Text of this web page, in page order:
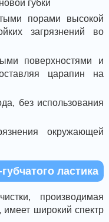
губки
порами высокой
загрязнений во
поверхностями и
царапин на
без использования
окружающей
ластика
производимая
имеет широкий спектр